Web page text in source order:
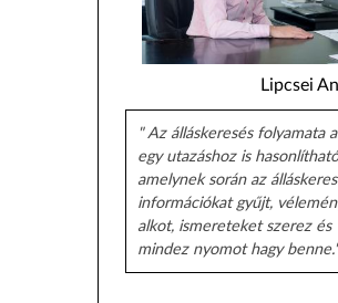
Lipcsei
" Az álláskeresés folyamata
egy utazáshoz is
amelynek során az
információkat gyűjt,
alkot, ismereteket szerez és
mindez nyomot hagy benne."